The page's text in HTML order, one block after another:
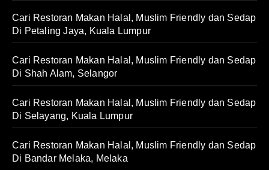
Cari Restoran Makan Halal, Muslim Friendly dan Sedap
Di Petaling Jaya, Kuala Lumpur
Cari Restoran Makan Halal, Muslim Friendly dan Sedap
Di Shah Alam, Selangor
Cari Restoran Makan Halal, Muslim Friendly dan Sedap
Di Selayang, Kuala Lumpur
Cari Restoran Makan Halal, Muslim Friendly dan Sedap
Di Bandar Melaka, Melaka